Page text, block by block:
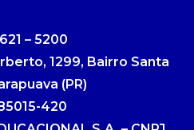
– 5200
1299, Bairro Santa
(PR)
420